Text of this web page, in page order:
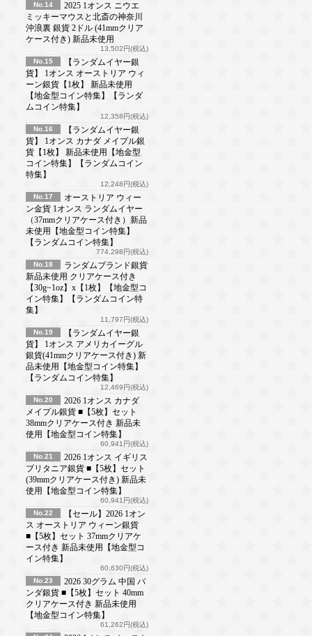
No.14
2025 1オンス ニウエ
ミッキーマウスと北斎の神奈川
沖浪裏 銀貨 2ドル (41mmクリア
ケース付き) 新品未使用
13,502円(税込)
No.15
【ランダムイヤー銀
貨】 1オンス オーストリア ウィ
ーン銀貨【1枚】 新品未使用
【地金型コイン特集】【ランダ
ムコイン特集】
12,358円(税込)
No.16
【ランダムイヤー銀
貨】 1オンス カナダ メイプル銀
貨【1枚】 新品未使用【地金型
コイン特集】【ランダムコイン
特集】
12,248円(税込)
No.17
オーストリア ウィー
ン金貨 1オンス ランダムイヤー
（37mmクリアケース付き）新品
未使用【地金型コイン特集】
【ランダムコイン特集】
774,298円(税込)
No.18
ランダムブランド銀貨
新品未使用 クリアケース付き
【30g~1oz】x【1枚】【地金型コ
イン特集】【ランダムコイン特
集】
11,797円(税込)
No.19
【ランダムイヤー銀
貨】 1オンス アメリカイーグル
銀貨(41mmクリアケース付き) 新
品未使用【地金型コイン特集】
【ランダムコイン特集】
12,469円(税込)
No.20
2026 1オンス カナダ
メイプル銀貨 ■【5枚】セット
38mmクリアケース付き 新品未
使用【地金型コイン特集】
60,941円(税込)
No.21
2026 1オンス イギリス
ブリタニア銀貨 ■【5枚】セット
(39mmクリアケース付き) 新品未
使用【地金型コイン特集】
60,941円(税込)
No.22
【セール】2026 1オン
ス オーストリア ウィーン銀貨
■【5枚】セット 37mmクリアケ
ース付き 新品未使用【地金型コ
イン特集】
60,630円(税込)
No.23
2026 30グラム 中国 パ
ンダ銀貨 ■【5枚】セット 40mm
クリアケース付き 新品未使用
【地金型コイン特集】
61,262円(税込)